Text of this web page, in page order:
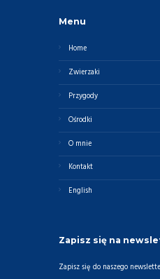
Menu
Home
Zwierzaki
Przygody
Ośrodki
O mnie
Kontakt
English
Zapisz się na
Zapisz się do naszego